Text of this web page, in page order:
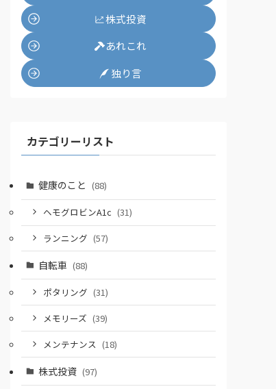
株式投資
あれこれ
独り言
カテゴリーリスト
健康のこと (88)
ヘモグロビンA1c (31)
ランニング (57)
自転車 (88)
ポタリング (31)
メモリーズ (39)
メンテナンス (18)
株式投資 (97)